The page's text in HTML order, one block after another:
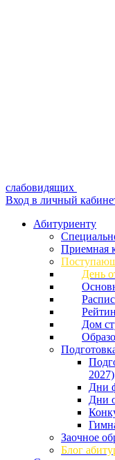
слабовидящих
Вход в личный
Абитуриенту
Приемная
День
Дом
2027)
Дни
Дни
Заочное
Блог